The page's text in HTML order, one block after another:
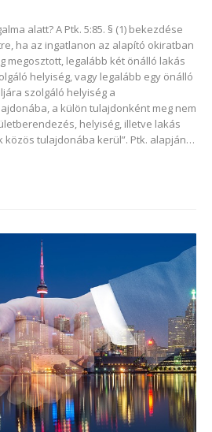
alatt? A Ptk. 5:85. § (1) bekezdése
ha az ingatlanon az alapító okiratban
megosztott, legalább két önálló lakás
helyiség, vagy legalább egy önálló
szolgáló helyiség a
a külön tulajdonként meg nem
helyiség, illetve lakás
tulajdonába kerül”. Ptk. alapján…